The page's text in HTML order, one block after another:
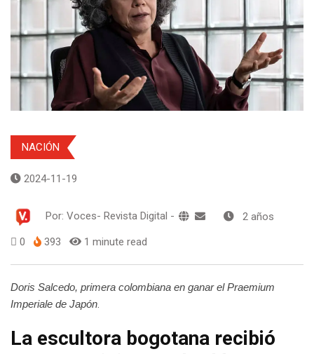
NACIÓN
2024-11-19
Por: Voces- Revista Digital - 2 años
0 393 1 minute read
Doris Salcedo, primera colombiana en ganar el Praemium
Imperiale de Japón.
La escultora bogotana recibió